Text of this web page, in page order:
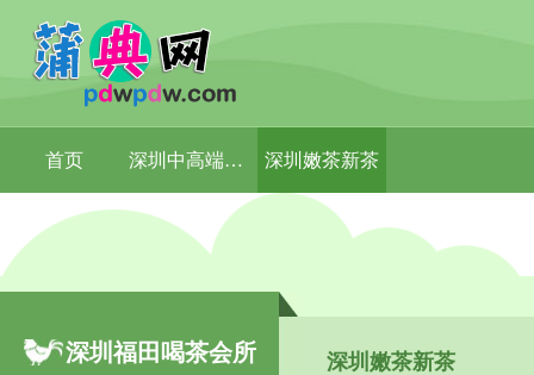
首页 深圳中高端自带工作室 深圳嫩茶新茶
深圳福田喝茶会所 深圳嫩茶新茶